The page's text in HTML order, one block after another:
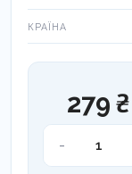
КРАЇНА
279 ₴
-
Дитяча